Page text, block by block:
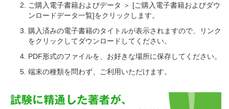
ご購入電子書籍およびデータ ＞ [ご購入電子書籍およびダウ
ンロードデータ一覧]をクリックします。
購入済みの電子書籍のタイトルが表示されますので、リンク
をクリックしてダウンロードしてください。
PDF形式のファイルを、お好きな場所に保存してください。
端末の種類を問わず、ご利用いただけます。